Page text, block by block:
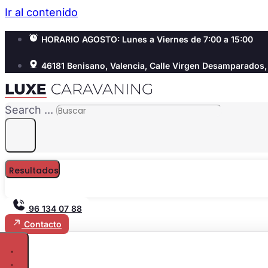
Ir al contenido
HORARIO AGOSTO: Lunes a Viernes de 7:00 a 15:00
46181 Benisano, Valencia, Calle Virgen
Search ...
Resultados
96 134 07 88
Contacto